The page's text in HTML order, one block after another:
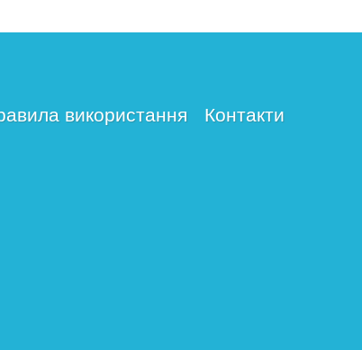
використання Контакти